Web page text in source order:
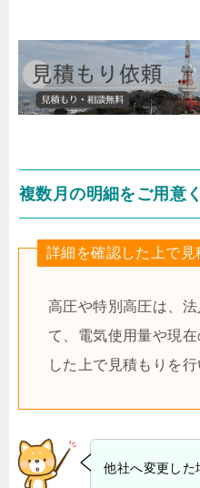
複数月の明細をご用意
詳細を確認した上で見
高圧や特別高圧は、
て、電気使用量や現
した上で見積もりを行
他社へ変更した